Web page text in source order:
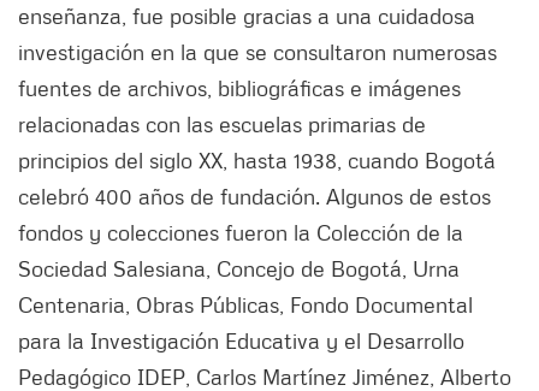
enseñanza, fue posible gracias a una cuidadosa
investigación en la que se consultaron numerosas
fuentes de archivos, bibliográficas e imágenes
relacionadas con las escuelas primarias de
principios del siglo XX, hasta 1938, cuando Bogotá
celebró 400 años de fundación. Algunos de estos
fondos y colecciones fueron la Colección de la
Sociedad Salesiana, Concejo de Bogotá, Urna
Centenaria, Obras Públicas, Fondo Documental
para la Investigación Educativa y el Desarrollo
Pedagógico IDEP, Carlos Martínez Jiménez, Alberto